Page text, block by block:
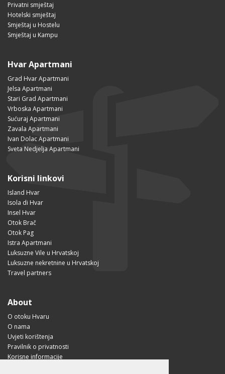
Privatni smještaj
Hotelski smještaj
Smještaj u Hostelu
Smještaj u Kampu
Hvar Apartmani
Grad Hvar Apartmani
Jelsa Apartmani
Stari Grad Apartmani
Vrboska Apartmani
Sućuraj Apartmani
Zavala Apartmani
Ivan Dolac Apartmani
Sveta Nedjelja Apartmani
Korisni linkovi
Island Hvar
Isola di Hvar
Insel Hvar
Otok Brač
Otok Pag
Istra Apartmani
Luksuzne Vile u Hrvatskoj
Luksuzne nekretnine u Hrvatskoj
Travel partners
About
O otoku Hvaru
O nama
Uvjeti korištenja
Pravilnik o privatnosti
Korisne informacije